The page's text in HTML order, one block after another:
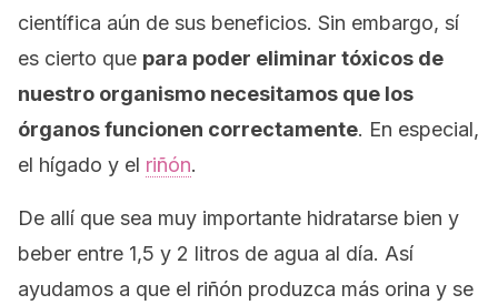
científica aún de sus beneficios. Sin embargo, sí
es cierto que para poder eliminar tóxicos de
nuestro organismo necesitamos que los
órganos funcionen correctamente. En especial,
el hígado y el riñón.
De allí que sea muy importante hidratarse bien y
beber entre 1,5 y 2 litros de agua al día. Así
ayudamos a que el riñón produzca más orina y se